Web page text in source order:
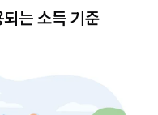
는 소득 기준